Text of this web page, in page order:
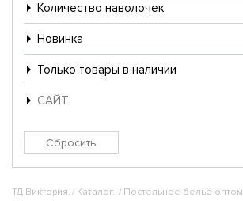
Количество наволочек
Новинка
Только товары в наличии
САЙТ
ТД Виктория. / Каталог. / Постельное бельё оптом